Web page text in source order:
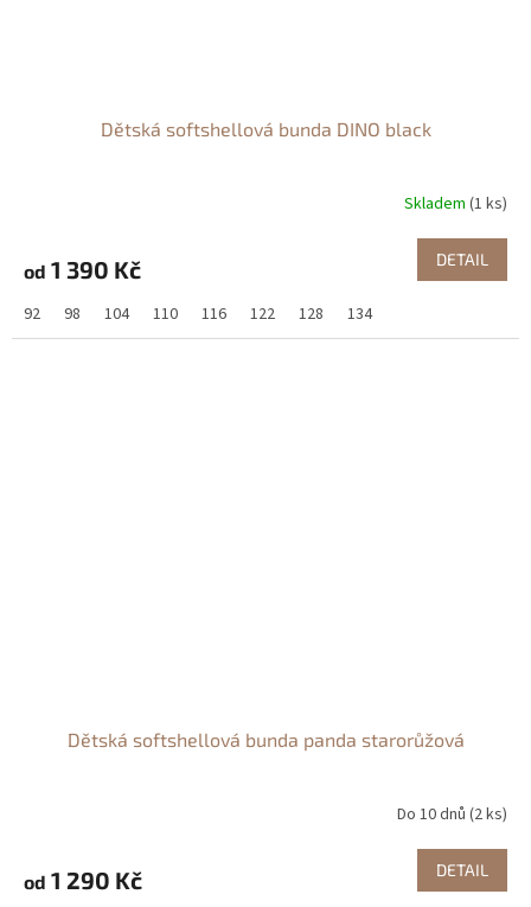
Dětská softshellová bunda DINO black
Skladem (1 ks)
od 1 390 Kč DETAIL
92 98 104 110 116 122 128 134
Dětská softshellová bunda panda starorůžová
Do 10 dnů (2 ks)
od 1 290 Kč DETAIL